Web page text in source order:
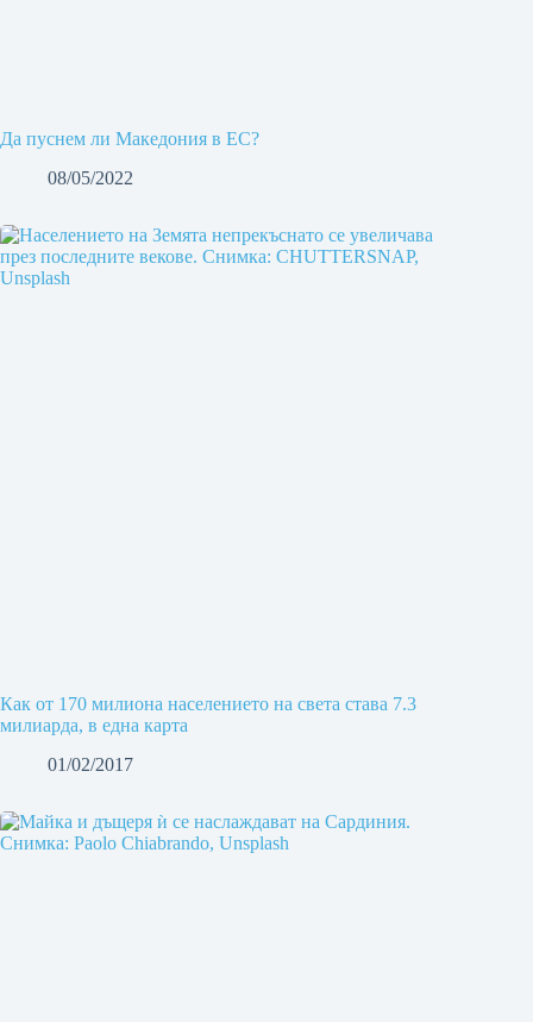
Да пуснем ли Македония в ЕС?
08/05/2022
Как от 170 милиона населението на света става 7.3
милиарда, в една карта
01/02/2017